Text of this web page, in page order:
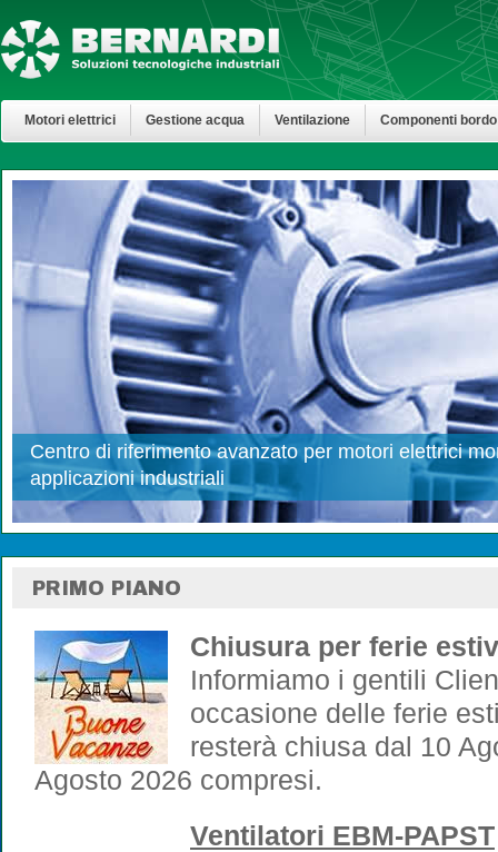
Motori elettrici Gestione acqua Ventilazione Componenti
Centro di riferimento avanzato per motori elettrici
applicazioni industriali
PRIMO PIANO
Chiusura per ferie
Informiamo i gentili
occasione delle ferie
resterà chiusa dal 10
Agosto 2026 compresi.
Ventilatori EBM-PAPST